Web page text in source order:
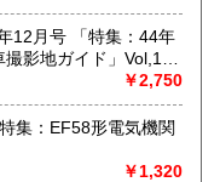
12月号 「特集：44年
影地ガイド」Vol,19
￥2,750
集：EF58形電気機関
￥1,320